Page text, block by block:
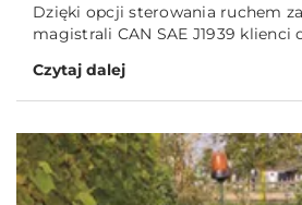
Dzięki opcji sterowania ruchem
magistrali CAN SAE J1939 klienci
Czytaj dalej